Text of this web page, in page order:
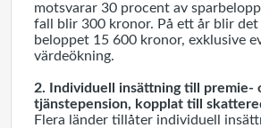
motsvarar 30 procent av
fall blir 300 kronor. På ett år blir det
beloppet 15 600 kronor, exklusive
värdeökning.
2. Individuell insättning till premie-
tjänstepension, kopplat till
Flera länder tillåter individuell